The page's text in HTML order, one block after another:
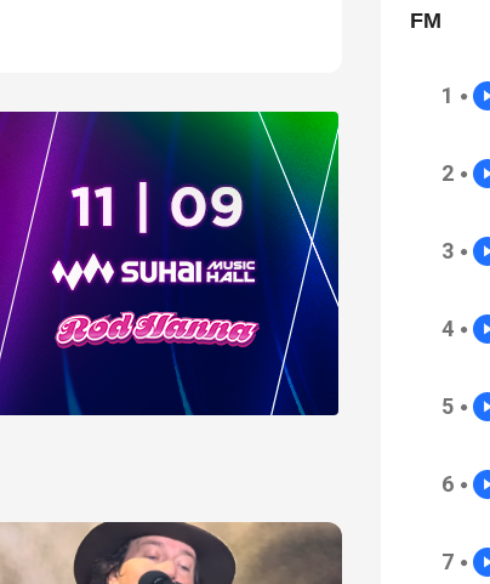
FM
1 ●
2 ●
3 ●
4 ●
5 ●
6 ●
7 ●